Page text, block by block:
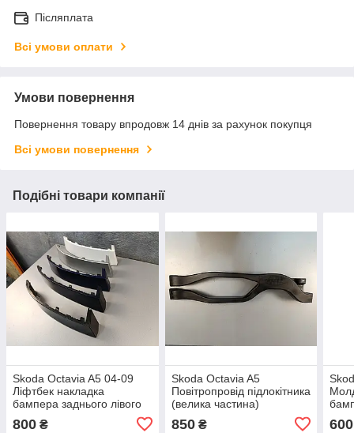
Післяплата
Всі умови оплати
Умови повернення
Повернення товару впродовж 14 днів за рахунок покупця
Всі умови повернення
Подібні товари компанії
Skoda Octavia A5 04-09
Ліфтбек накладка
бампера заднього лівого
800 ₴
Skoda Octavia A5
Повітропровід підлокітника
(велика частина)
850₴ 600